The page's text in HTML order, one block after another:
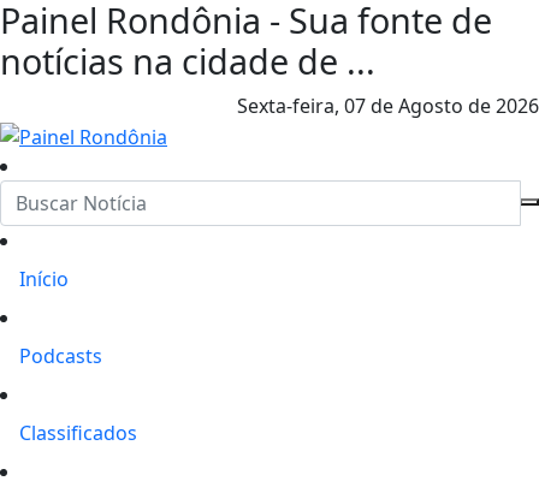
Painel Rondônia - Sua fonte de
notícias na cidade de ...
Sexta-feira, 07 de Agosto de 2026
Início
Podcasts
Classificados